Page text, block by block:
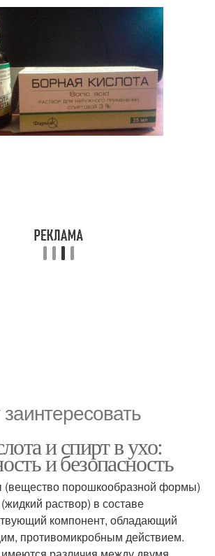
и спирт в ухо:
и безопасность
(вещество порошкообразной формы)
раствор) в составе
компонент, обладающий
противомикробным действием.